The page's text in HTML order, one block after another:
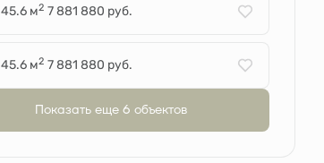
45.6 м2 7 881 880 руб.
45.6 м2 7 881 880 руб.
Показать еще 6 объектов